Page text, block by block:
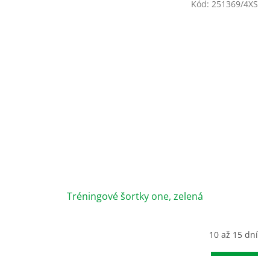
Tréningové šortky one, zelená
10 až 15 dní
Kód: 251369/4XS